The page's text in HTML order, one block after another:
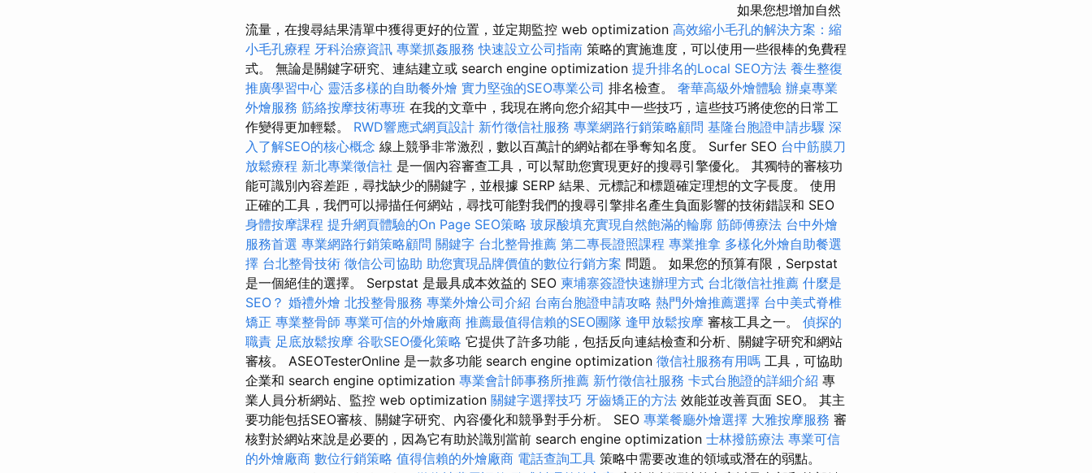
如果您想增加自然
流量，在搜尋結果清單中獲得更好的位置，並定期監控 web optimization 高效縮小毛孔的解決方案：縮
小毛孔療程 牙科治療資訊 專業抓姦服務 快速設立公司指南 策略的實施進度，可以使用一些很棒的免費程
式。 無論是關鍵字研究、連結建立或 search engine optimization 提升排名的Local SEO方法 養生整復
推廣學習中心 靈活多樣的自助餐外燴 實力堅強的SEO專業公司 排名檢查。 奢華高級外燴體驗 辦桌專業
外燴服務 筋絡按摩技術專班 在我的文章中，我現在將向您介紹其中一些技巧，這些技巧將使您的日常工
作變得更加輕鬆。 RWD響應式網頁設計 新竹徵信社服務 專業網路行銷策略顧問 基隆台胞證申請步驟 深
入了解SEO的核心概念 線上競爭非常激烈，數以百萬計的網站都在爭奪知名度。 Surfer SEO 台中筋膜刀
放鬆療程 新北專業徵信社 是一個內容審查工具，可以幫助您實現更好的搜尋引擎優化。 其獨特的審核功
能可識別內容差距，尋找缺少的關鍵字，並根據 SERP 結果、元標記和標題確定理想的文字長度。 使用
正確的工具，我們可以掃描任何網站，尋找可能對我們的搜尋引擎排名產生負面影響的技術錯誤和 SEO
身體按摩課程 提升網頁體驗的On Page SEO策略 玻尿酸填充實現自然飽滿的輪廓 筋師傅療法 台中外燴
服務首選 專業網路行銷策略顧問 關鍵字 台北整骨推薦 第二專長證照課程 專業推拿 多樣化外燴自助餐選
擇 台北整骨技術 徵信公司協助 助您實現品牌價值的數位行銷方案 問題。 如果您的預算有限，Serpstat
是一個絕佳的選擇。 Serpstat 是最具成本效益的 SEO 柬埔寨簽證快速辦理方式 台北徵信社推薦 什麼是
SEO？ 婚禮外燴 北投整骨服務 專業外燴公司介紹 台南台胞證申請攻略 熱門外燴推薦選擇 台中美式脊椎
矯正 專業整骨師 專業可信的外燴廠商 推薦最值得信賴的SEO團隊 逢甲放鬆按摩 審核工具之一。 偵探的
職責 足底放鬆按摩 谷歌SEO優化策略 它提供了許多功能，包括反向連結檢查和分析、關鍵字研究和網站
審核。 ASEOTesterOnline 是一款多功能 search engine optimization 徵信社服務有用嗎 工具，可協助
企業和 search engine optimization 專業會計師事務所推薦 新竹徵信社服務 卡式台胞證的詳細介紹 專
業人員分析網站、監控 web optimization 關鍵字選擇技巧 牙齒矯正的方法 效能並改善頁面 SEO。 其主
要功能包括SEO審核、關鍵字研究、內容優化和競爭對手分析。 SEO 專業餐廳外燴選擇 大雅按摩服務 審
核對於網站來說是必要的，因為它有助於識別當前 search engine optimization 士林撥筋療法 專業可信
的外燴廠商 數位行銷策略 值得信賴的外燴廠商 電話查詢工具 策略中需要改進的領域或潛在的弱點。